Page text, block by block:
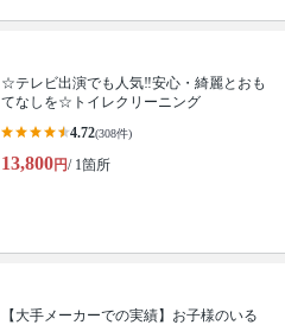
☆テレビ出演でも人気‼安心・綺麗とおも
てなしを☆トイレクリーニング
4.72(308件)
13,800円/ 1箇所
【大手メーカーでの実績】お子様のいる